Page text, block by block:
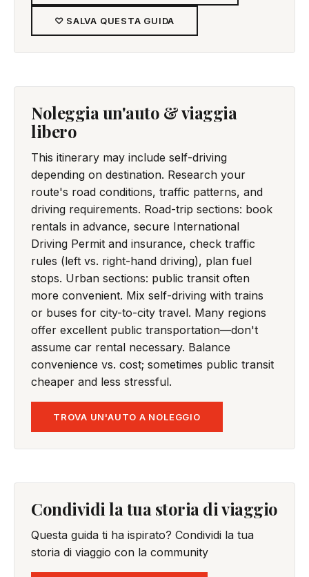
♡ SALVA QUESTA GUIDA
Noleggia un'auto & viaggia
libero
This itinerary may include self-driving
depending on destination. Research your
route's road conditions, traffic patterns, and
driving requirements. Road-trip sections: book
rentals in advance, secure International
Driving Permit and insurance, check traffic
rules (left vs. right-hand driving), plan fuel
stops. Urban sections: public transit often
more convenient. Mix self-driving with trains
or buses for city-to-city travel. Many regions
offer excellent public transportation—don't
assume car rental necessary. Balance
convenience vs. cost; sometimes public transit
cheaper and less stressful.
TROVA UN'AUTO A NOLEGGIO
Condividi la tua storia di viaggio
Questa guida ti ha ispirato? Condividi la tua
storia di viaggio con la community